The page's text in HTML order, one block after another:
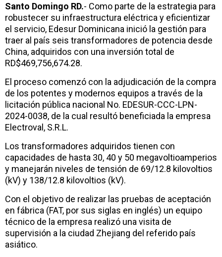
Santo Domingo RD.- Como parte de la estrategia para
robustecer su infraestructura eléctrica y eficientizar
el servicio, Edesur Dominicana inició la gestión para
traer al país seis transformadores de potencia desde
China, adquiridos con una inversión total de
RD$469,756,674.28.
El proceso comenzó con la adjudicación de la compra
de los potentes y modernos equipos a través de la
licitación pública nacional No. EDESUR-CCC-LPN-
2024-0038, de la cual resultó beneficiada la empresa
Electroval, S.R.L.
Los transformadores adquiridos tienen con
capacidades de hasta 30, 40 y 50 megavoltioamperios
y manejarán niveles de tensión de 69/12.8 kilovoltios
(kV) y 138/12.8 kilovoltios (kV).
Con el objetivo de realizar las pruebas de aceptación
en fábrica (FAT, por sus siglas en inglés) un equipo
técnico de la empresa realizó una visita de
supervisión a la ciudad Zhejiang del referido país
asiático.